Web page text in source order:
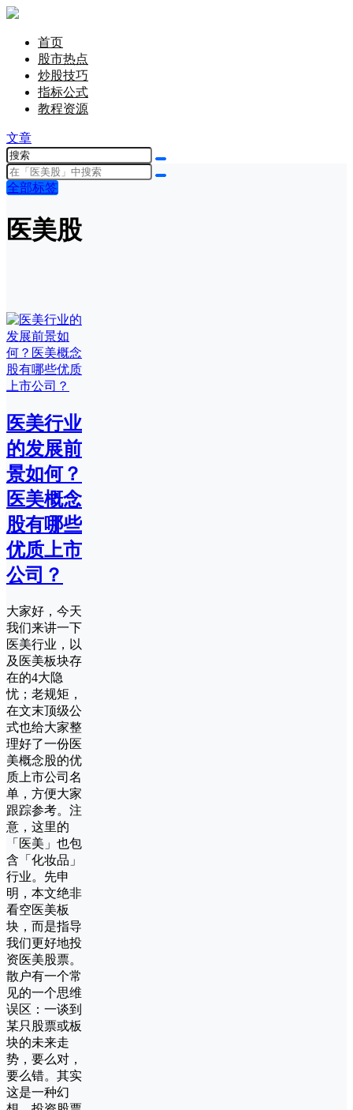
首页
股市热点
炒股技巧
指标公式
教程资源
文章
全部标签
医美股
医美行业
的发展前
景如何？
医美概念
股有哪些
优质上市
公司？
大家好，今天
我们来讲一下
医美行业，以
及医美板块存
在的4大隐
忧；老规矩，
在文末顶级公
式也给大家整
理好了一份医
美概念股的优
质上市公司名
单，方便大家
跟踪参考。注
意，这里的
「医美」也包
含「化妆品」
行业。先申
明，本文绝非
看空医美板
块，而是指导
我们更好地投
资医美股票。
散户有一个常
见的一个思维
误区：一谈到
某只股票或板
块的未来走
势，要么对，
要么错。其实
这是一种幻